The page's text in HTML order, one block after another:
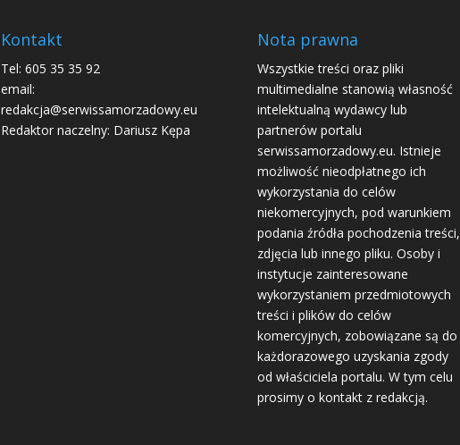
Kontakt
Tel: 605 35 35 92
email:
redakcja@serwissamorzadowy.eu
Redaktor naczelny: Dariusz Kępa
Nota prawna
Wszystkie treści oraz pliki
multimedialne stanowią własność
intelektualną wydawcy lub
partnerów portalu
serwissamorzadowy.eu. Istnieje
możliwość nieodpłatnego ich
wykorzystania do celów
niekomercyjnych, pod warunkiem
podania źródła pochodzenia treści,
zdjęcia lub innego pliku. Osoby i
instytucje zainteresowane
wykorzystaniem przedmiotowych
treści i plików do celów
komercyjnych, zobowiązane są do
każdorazowego uzyskania zgody
od właściciela portalu. W tym celu
prosimy o kontakt z redakcją.